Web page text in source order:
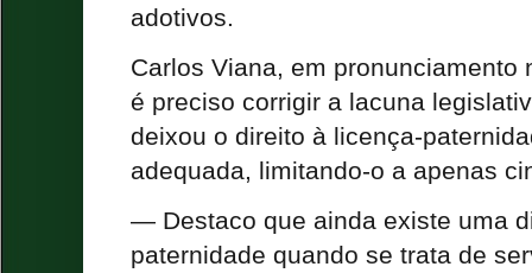
adotivos.
Carlos Viana, em pronunciamento
é preciso corrigir a lacuna
deixou o direito à licença-
adequada, limitando-o a apenas
— Destaco que ainda existe uma
paternidade quando se trata de